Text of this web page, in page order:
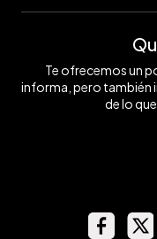
Te ofrecemos un
informa, pero también
de lo